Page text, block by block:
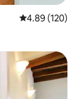
5 ರಲ್ಲಿ 4.89
4.89 (120)